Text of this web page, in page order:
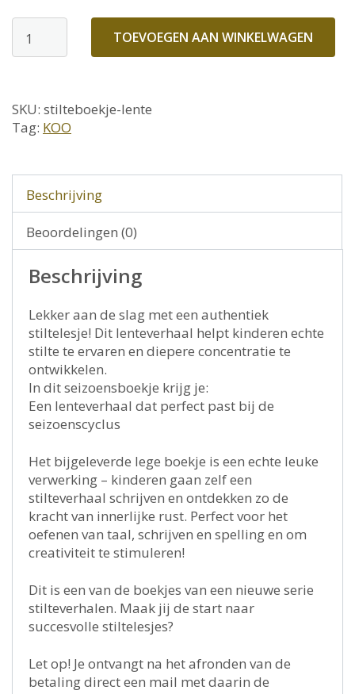
TOEVOEGEN AAN WINKELWAGEN
SKU: stilteboekje-lente
Tag: KOO
Beschrijving
Beoordelingen (0)
Beschrijving
Lekker aan de slag met een authentiek
stiltelesje! Dit lenteverhaal helpt kinderen echte
stilte te ervaren en diepere concentratie te
ontwikkelen.
In dit seizoensboekje krijg je:
Een lenteverhaal dat perfect past bij de
seizoenscyclus
Het bijgeleverde lege boekje is een echte leuke
verwerking – kinderen gaan zelf een
stilteverhaal schrijven en ontdekken zo de
kracht van innerlijke rust. Perfect voor het
oefenen van taal, schrijven en spelling en om
creativiteit te stimuleren!
Dit is een van de boekjes van een nieuwe serie
stilteverhalen. Maak jij de start naar
succesvolle stiltelesjes?
Let op! Je ontvangt na het afronden van de
betaling direct een mail met daarin de